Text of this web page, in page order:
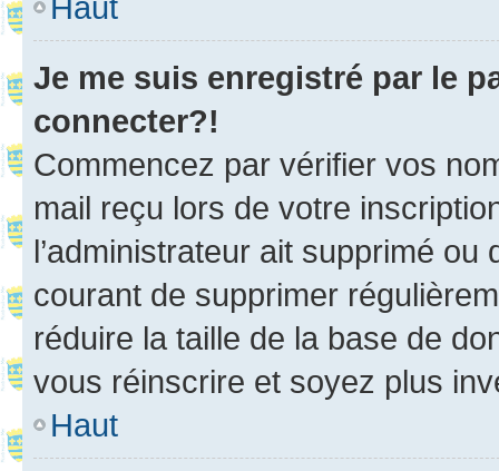
Je me suis enregistré par le
connecter?!
Commencez par vérifier vos
mail reçu lors de votre
l’administrateur ait supprimé
courant de supprimer
réduire la taille de la base de
vous réinscrire et soyez plus
Haut